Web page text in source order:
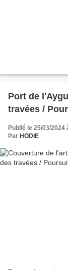
Port de
Publié le 25/03/2024
Par HODIE